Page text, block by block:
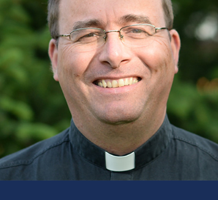
Doyen de la faculté de théologie
de l’UCO
Formation :
Doctorat en sciences bibliques
(École biblique et archéologique
française de Jérusalem, Israël)